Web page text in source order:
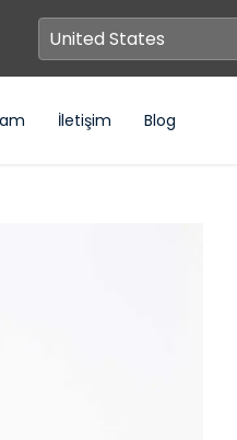
İletişim Blog